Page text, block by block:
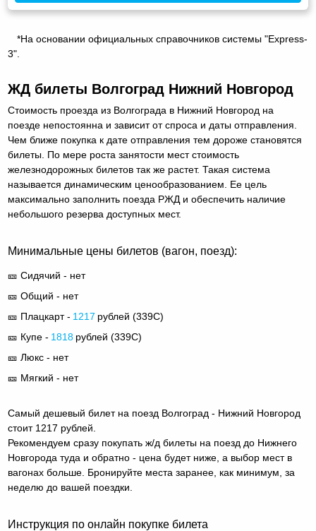
*На основании официальных справочников системы "Express-
3".
ЖД билеты Волгоград Нижний Новгород
Стоимость проезда из Волгограда в Нижний Новгород на
поезде непостоянна и зависит от спроса и даты отправления.
Чем ближе покупка к дате отправления тем дороже становятся
билеты. По мере роста занятости мест стоимость
железнодорожных билетов так же растет. Такая система
называется динамическим ценообразованием. Ее цель
максимально заполнить поезда РЖД и обеспечить наличие
небольшого резерва доступных мест.
Минимальные цены билетов (вагон, поезд):
🎫 Сидячий - нет
🎫 Общий - нет
🎫 Плацкарт - 1217 рублей (339С)
🎫 Купе - 1818 рублей (339С)
🎫 Люкс - нет
🎫 Мягкий - нет
Самый дешевый билет на поезд Волгоград - Нижний Новгород
стоит 1217 рублей.
Рекомендуем сразу покупать ж/д билеты на поезд до Нижнего
Новгорода туда и обратно - цена будет ниже, а выбор мест в
вагонах больше. Бронируйте места заранее, как минимум, за
неделю до вашей поездки.
Инструкция по онлайн покупке билета